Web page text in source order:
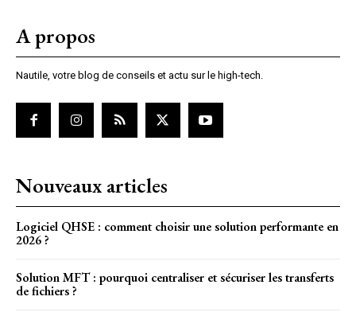
A propos
Nautile, votre blog de conseils et actu sur le high-tech.
Nouveaux articles
Logiciel QHSE : comment choisir une solution performante en
2026 ?
Solution MFT : pourquoi centraliser et sécuriser les transferts
de fichiers ?